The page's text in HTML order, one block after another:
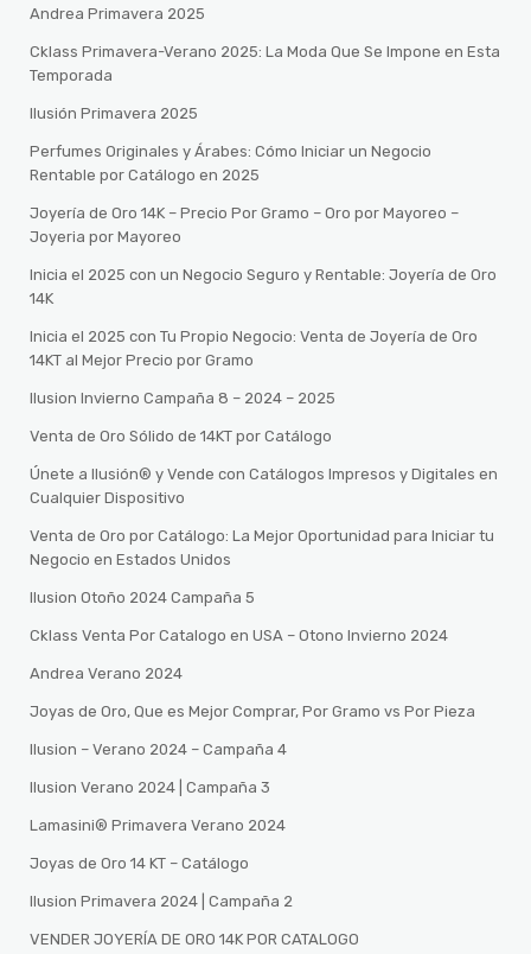
Andrea Primavera 2025
Cklass Primavera-Verano 2025: La Moda Que Se Impone en Esta
Temporada
Ilusión Primavera 2025
Perfumes Originales y Árabes: Cómo Iniciar un Negocio
Rentable por Catálogo en 2025
Joyería de Oro 14K – Precio Por Gramo – Oro por Mayoreo –
Joyeria por Mayoreo
Inicia el 2025 con un Negocio Seguro y Rentable: Joyería de Oro
14K
Inicia el 2025 con Tu Propio Negocio: Venta de Joyería de Oro
14KT al Mejor Precio por Gramo
Ilusion Invierno Campaña 8 – 2024 – 2025
Venta de Oro Sólido de 14KT por Catálogo
Únete a Ilusión® y Vende con Catálogos Impresos y Digitales en
Cualquier Dispositivo
Venta de Oro por Catálogo: La Mejor Oportunidad para Iniciar tu
Negocio en Estados Unidos
Ilusion Otoño 2024 Campaña 5
Cklass Venta Por Catalogo en USA – Otono Invierno 2024
Andrea Verano 2024
Joyas de Oro, Que es Mejor Comprar, Por Gramo vs Por Pieza
Ilusion – Verano 2024 – Campaña 4
Ilusion Verano 2024 | Campaña 3
Lamasini®️ Primavera Verano 2024
Joyas de Oro 14 KT – Catálogo
Ilusion Primavera 2024 | Campaña 2
VENDER JOYERÍA DE ORO 14K POR CATALOGO